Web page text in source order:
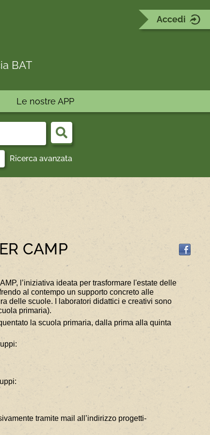
Accedi
BAT
Le nostre APP
Cerca
Ricerca avanzata
CAMP
l’iniziativa ideata per trasformare l'estate delle
al contempo un supporto concreto alle
delle scuole. I laboratori didattici e creativi sono
primaria).
la scuola primaria, dalla prima alla quinta
tramite mail all’indirizzo progetti-